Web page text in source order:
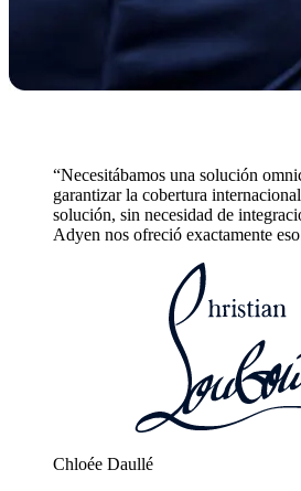
“Necesitábamos una solución
garantizar la cobertura
solución, sin necesidad de
Adyen nos ofreció exactamente
Chloée Daullé